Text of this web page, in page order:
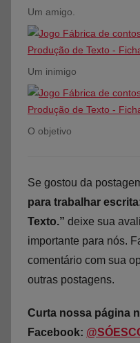
Um amigo.
Um inimigo
O objetivo
Se gostou da
para trabalhar
Texto.” deixe sua
importante para nós.
comentário com sua
outras postagens.
Curta nossa página
Facebook: